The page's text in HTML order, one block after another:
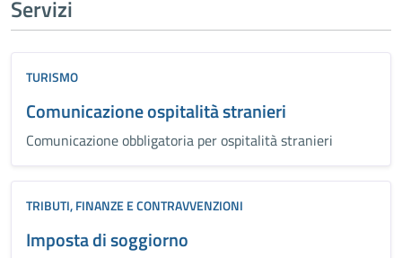
Servizi
TURISMO
Comunicazione ospitalità stranieri
Comunicazione obbligatoria per ospitalità stranieri
TRIBUTI, FINANZE E CONTRAVVENZIONI
Imposta di soggiorno